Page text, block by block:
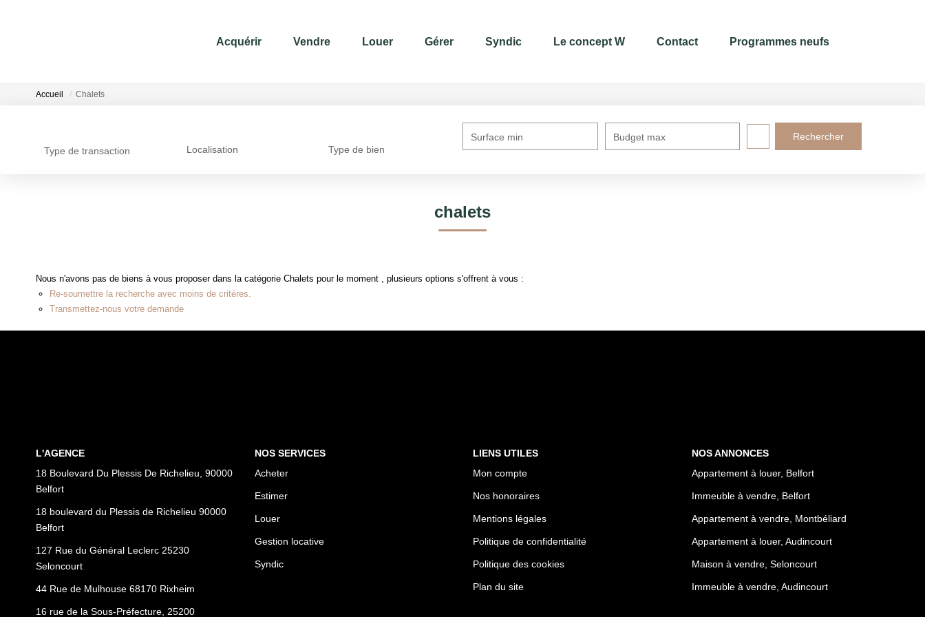
Acquérir Vendre Louer Gérer Syndic Le concept W Contact Programmes neufs
Accueil Chalets
Type de transaction Localisation Type de bien
Surface min Budget max
chalets
Nous n'avons pas de biens à vous proposer dans la catégorie Chalets pour le moment , plusieurs options s'offrent à vous :
Re-soumettre la recherche avec moins de critères.
Transmettez-nous votre demande
L'AGENCE
18 Boulevard Du Plessis De Richelieu, 90000
Belfort
18 boulevard du Plessis de Richelieu 90000
Belfort
127 Rue du Général Leclerc 25230
Seloncourt
44 Rue de Mulhouse 68170 Rixheim
16 rue de la Sous-Préfecture, 25200
NOS SERVICES
Acheter
Estimer
Louer
Gestion locative
Syndic
LIENS UTILES
Mon compte
Nos honoraires
Mentions légales
Politique de confidentialité
Politique des cookies
Plan du site
NOS ANNONCES
Appartement à louer, Belfort
Immeuble à vendre, Belfort
Appartement à vendre, Montbéliard
Appartement à louer, Audincourt
Maison à vendre, Seloncourt
Immeuble à vendre, Audincourt